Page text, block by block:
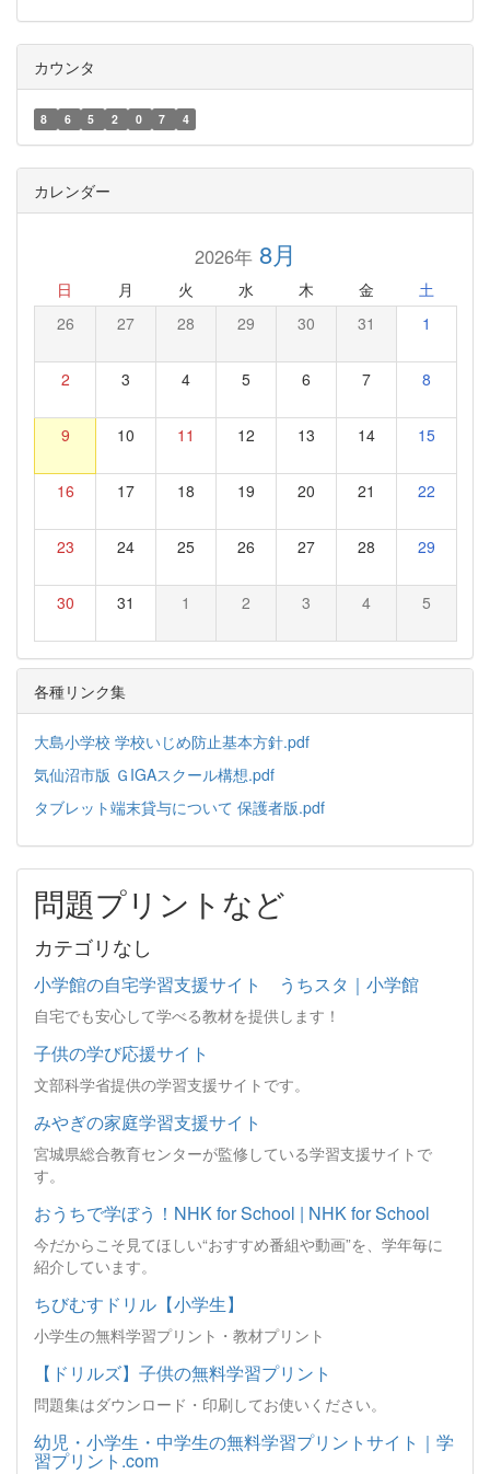
カウンタ
8 6 5 2 0 7 4
カレンダー
2026年8月
日 月 火 水 木 金 土
26 27 28 29 30 31 1
2 3 4 5 6 7 8
9 10 11 12 13 14 15
16 17 18 19 20 21 22
23 24 25 26 27 28 29
30 31 1 2 3 4 5
各種リンク集
大島小学校 学校いじめ防止基本方針.pdf
気仙沼市版 ＧIGAスクール構想.pdf
タブレット端末貸与について 保護者版.pdf
問題プリントなど
カテゴリなし
小学館の自宅学習支援サイト うちスタ｜小学館
自宅でも安心して学べる教材を提供します！
子供の学び応援サイト
文部科学省提供の学習支援サイトです。
みやぎの家庭学習支援サイト
宮城県総合教育センターが監修している学習支援サイトで
す。
おうちで学ぼう！NHK for School | NHK for School
今だからこそ見てほしい“おすすめ番組や動画”を、学年毎に
紹介しています。
ちびむすドリル【小学生】
小学生の無料学習プリント・教材プリント
【ドリルズ】子供の無料学習プリント
問題集はダウンロード・印刷してお使いください。
幼児・小学生・中学生の無料学習プリントサイト｜学
習プリント.com